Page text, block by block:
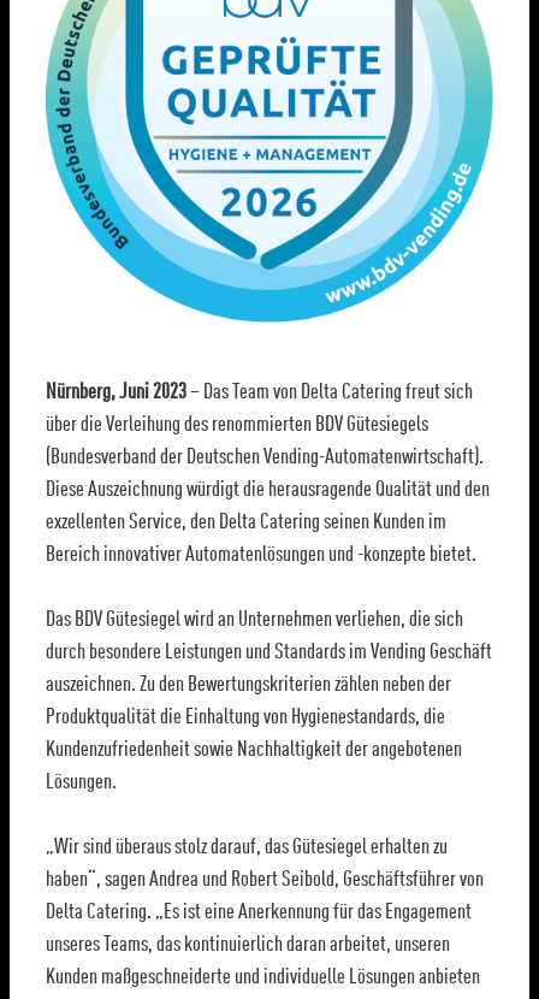
Nürnberg, Juni 2023– Das Team von Delta Catering freut sich
über die Verleihung des renommierten BDV Gütesiegels
(Bundesverband der Deutschen Vending-Automatenwirtschaft).
Diese Auszeichnung würdigt die herausragende Qualität und den
exzellenten Service, den Delta Catering seinen Kunden im
Bereich innovativer Automatenlösungen und -konzepte bietet.
Das BDV Gütesiegel wird an Unternehmen verliehen, die sich
durch besondere Leistungen und Standards im Vending Geschäft
auszeichnen. Zu den Bewertungskriterien zählen neben der
Produktqualität die Einhaltung von Hygienestandards, die
Kundenzufriedenheit sowie Nachhaltigkeit der angebotenen
Lösungen.
„Wir sind überaus stolz darauf, das Gütesiegel erhalten zu
haben“, sagen Andrea und Robert Seibold, Geschäftsführer von
Delta Catering. „Es ist eine Anerkennung für das Engagement
unseres Teams, das kontinuierlich daran arbeitet, unseren
Kunden maßgeschneiderte und individuelle Lösungen anbieten